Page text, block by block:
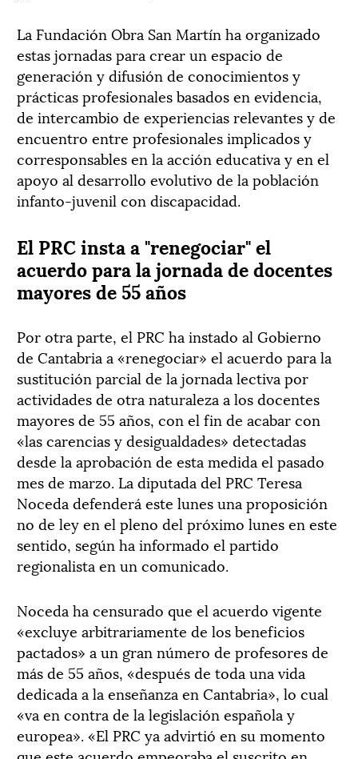
La Fundación Obra San Martín ha organizado
estas jornadas para crear un espacio de
generación y difusión de conocimientos y
prácticas profesionales basados en evidencia,
de intercambio de experiencias relevantes y de
encuentro entre profesionales implicados y
corresponsables en la acción educativa y en el
apoyo al desarrollo evolutivo de la población
infanto-juvenil con discapacidad.
El PRC insta a "renegociar" el
acuerdo para la jornada de docentes
mayores de 55 años
Por otra parte, el PRC ha instado al Gobierno
de Cantabria a «renegociar» el acuerdo para la
sustitución parcial de la jornada lectiva por
actividades de otra naturaleza a los docentes
mayores de 55 años, con el fin de acabar con
«las carencias y desigualdades» detectadas
desde la aprobación de esta medida el pasado
mes de marzo. La diputada del PRC Teresa
Noceda defenderá este lunes una proposición
no de ley en el pleno del próximo lunes en este
sentido, según ha informado el partido
regionalista en un comunicado.
Noceda ha censurado que el acuerdo vigente
«excluye arbitrariamente de los beneficios
pactados» a un gran número de profesores de
más de 55 años, «después de toda una vida
dedicada a la enseñanza en Cantabria», lo cual
«va en contra de la legislación española y
europea». «El PRC ya advirtió en su momento